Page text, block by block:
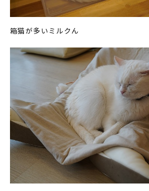
箱猫が多いミルクん